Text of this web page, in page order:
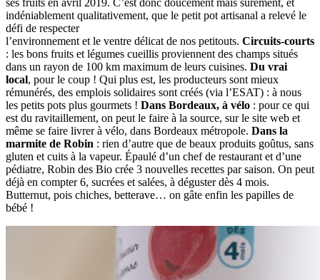
indéniablement qualitativement, que le petit pot artisanal a relevé le
défi de respecter
l’environnement et le ventre délicat de nos petitouts. Circuits-courts
: les bons fruits et légumes cueillis proviennent des champs situés
dans un rayon de 100 km maximum de leurs cuisines. Du vrai
local, pour le coup ! Qui plus est, les producteurs sont mieux
rémunérés, des emplois solidaires sont créés (via l’ESAT) : à nous
les petits pots plus gourmets ! Dans Bordeaux, à vélo : pour ce qui
est du ravitaillement, on peut le faire à la source, sur le site web et
même se faire livrer à vélo, dans Bordeaux métropole. Dans la
marmite de Robin : rien d’autre que de beaux produits goûtus, sans
gluten et cuits à la vapeur. Épaulé d’un chef de restaurant et d’une
pédiatre, Robin des Bio crée 3 nouvelles recettes par saison. On peut
déjà en compter 6, sucrées et salées, à déguster dès 4 mois.
Butternut, pois chiches, betterave… on gâte enfin les papilles de
bébé !